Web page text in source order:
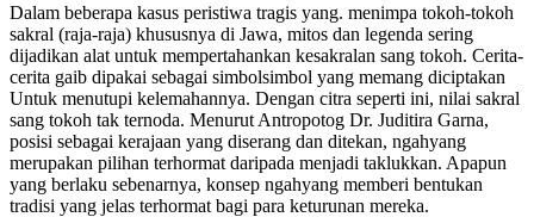
Dalam beberapa kasus peristiwa tragis yang. menimpa tokoh-tokoh
sakral (raja-raja) khususnya di Jawa, mitos dan legenda sering
dijadikan alat untuk mempertahankan kesakralan sang tokoh. Cerita-
cerita gaib dipakai sebagai simbolsimbol yang memang diciptakan
Untuk menutupi kelemahannya. Dengan citra seperti ini, nilai sakral
sang tokoh tak ternoda. Menurut Antropotog Dr. Juditira Garna,
posisi sebagai kerajaan yang diserang dan ditekan, ngahyang
merupakan pilihan terhormat daripada menjadi taklukkan. Apapun
yang berlaku sebenarnya, konsep ngahyang memberi bentukan
tradisi yang jelas terhormat bagi para keturunan mereka.